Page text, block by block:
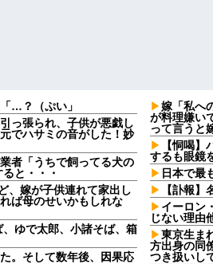
…？（ぷい」
っ張られ、子供が悪戯し
でハサミの音がした！妙
者「うちで飼ってる犬の
と・・・
、嫁が子供連れて家出し
ば母のせいかもしれな
ゆで太郎、小諸そば、箱
。そして数年後、因果応
嫁「私へ
が料理嫌い
って言うと
【恫喝
するも眼鏡
日本で最
【訃報
イーロン
じない理由
東京生ま
方出身の同
つき扱いし